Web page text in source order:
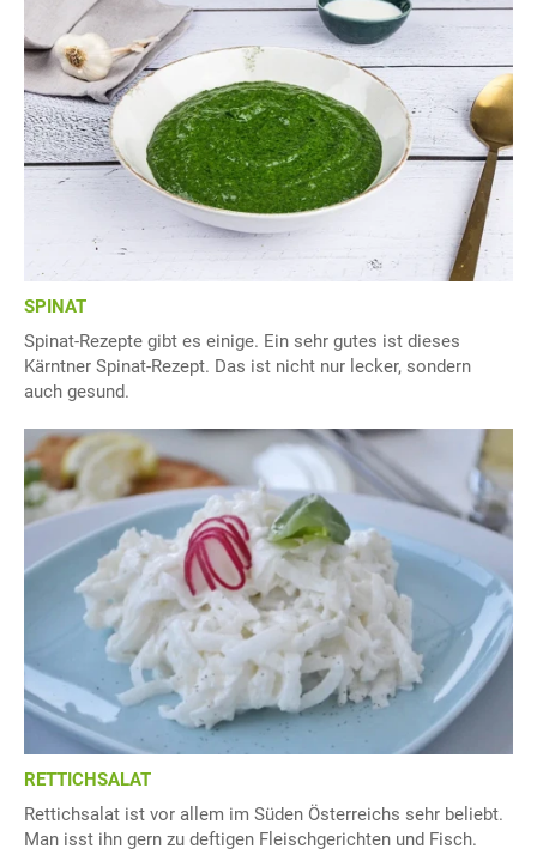
SPINAT
Spinat-Rezepte gibt es einige. Ein sehr gutes ist dieses
Kärntner Spinat-Rezept. Das ist nicht nur lecker, sondern
auch gesund.
RETTICHSALAT
Rettichsalat ist vor allem im Süden Österreichs sehr beliebt.
Man isst ihn gern zu deftigen Fleischgerichten und Fisch.